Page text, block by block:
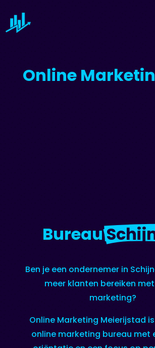
Online
Bureau
Ben je een ondernemer in
meer klanten bereiken
marketing?
Online Marketing Meierijstad
online marketing bureau met